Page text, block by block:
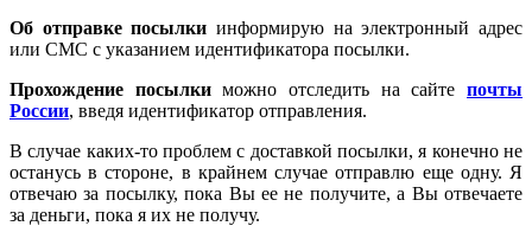
Об отправке посылки информирую на электронный адрес
или СМС с указанием идентификатора посылки.
Прохождение посылкиможно отследить на сайтепочты
России, введя идентификатор отправления.
В случае каких-то проблем с доставкой посылки, я конечно не
останусь в стороне, в крайнем случае отправлю еще одну. Я
отвечаю за посылку, пока Вы ее не получите, а Вы отвечаете
за деньги, пока я их не получу.